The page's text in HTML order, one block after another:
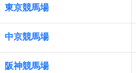
東京競馬場
中京競馬場
阪神競馬場